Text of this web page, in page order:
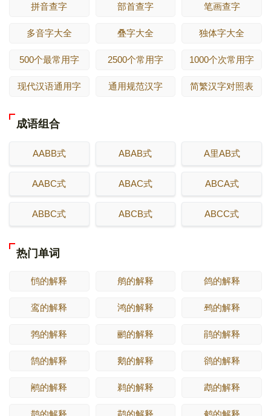
拼音查字 部首查字 笔画查字
多音字大全 叠字大全 独体字大全
500个最常用字 2500个常用字 1000个次常用字
现代汉语通用字 通用规范汉字 简繁汉字对照表
成语组合
AABB式 ABAB式 A里AB式
AABC式 ABAC式 ABCA式
ABBC式 ABCB式 ABCC式
热门单词
鸻的解释 鸼的解释 鸽的解释
鸾的解释 鸿的解释 鹀的解释
鹁的解释 鹂的解释 鹃的解释
鹄的解释 鹅的解释 鹆的解释
鹇的解释 鹈的解释 鹉的解释
鹊的解释 鹋的解释 鹌的解释